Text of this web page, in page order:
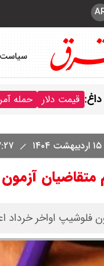
سیاست
قیمت دلار حمله
۱۵ اردیبهشت ۱۴۰۴
متقاضیان
فلوشیپ اواخر خرداد